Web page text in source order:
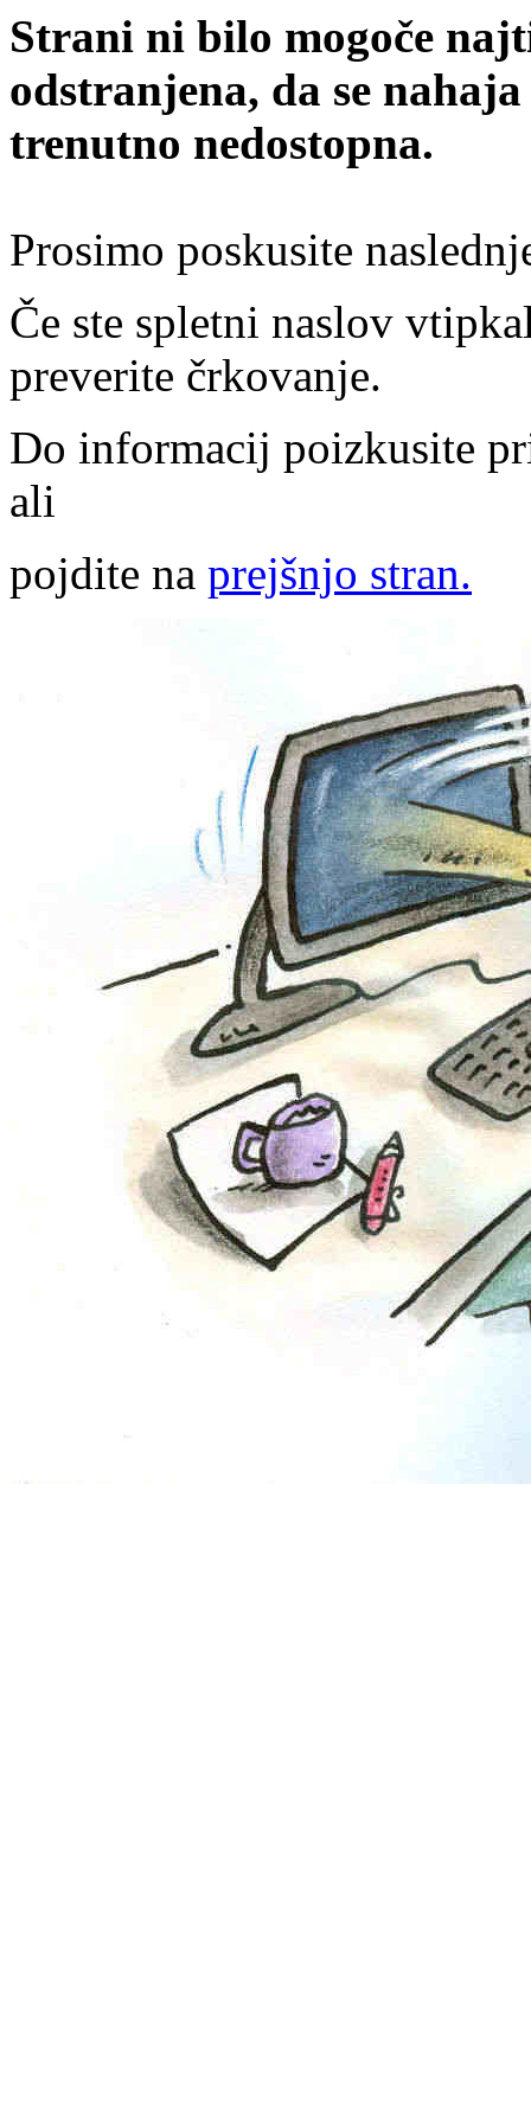
Strani ni bilo mogoče
odstranjena, da se
trenutno nedostopna.
Prosimo poskusite
Če ste spletni naslov
preverite črkovanje.
Do informacij poizkusite
ali
pojdite na prejšnjo stran.